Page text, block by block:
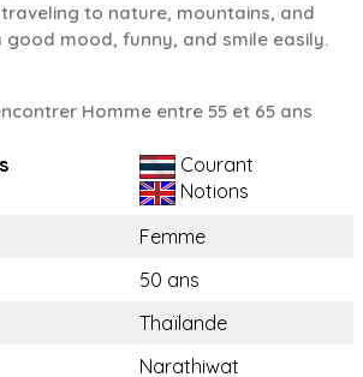
traveling to nature, mountains, and
good mood, funny, and smile easily.
Homme entre 55 et 65 ans
Courant
Notions
Femme
50 ans
Thaïlande
Narathiwat